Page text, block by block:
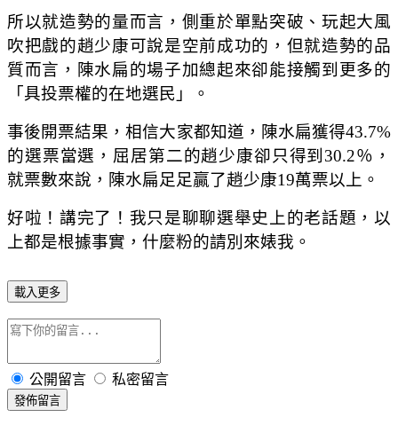
所以就造勢的量而言，側重於單點突破、玩起大風
吹把戲的趙少康可說是空前成功的，但就造勢的品
質而言，陳水扁的場子加總起來卻能接觸到更多的
「具投票權的在地選民」。
事後開票結果，相信大家都知道，陳水扁獲得43.7%
的選票當選，屈居第二的趙少康卻只得到30.2％，
就票數來說，陳水扁足足贏了趙少康19萬票以上。
好啦！講完了！我只是聊聊選舉史上的老話題，以
上都是根據事實，什麼粉的請別來婊我。
載入更多
公開留言 私密留言
發佈留言